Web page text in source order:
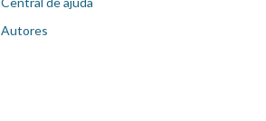
Autores